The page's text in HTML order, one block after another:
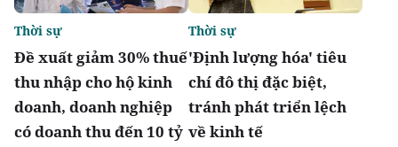
Đề xuất giảm 30% thuế
thu nhập cho hộ kinh
doanh, doanh nghiệp
có doanh thu đến 10 tỷ
Thời sự
'Định lượng hóa' tiêu
chí đô thị đặc biệt,
tránh phát triển lệch
về kinh tế
Thời sự